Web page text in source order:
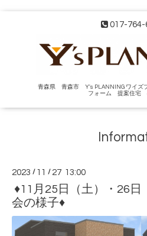
017-764-
青森県 青森市 Y's PLANNING ワイ
フォーム 提案住宅
2023 / 11 / 27 13:00
♦11月25日（土）・26日
会の様子♦